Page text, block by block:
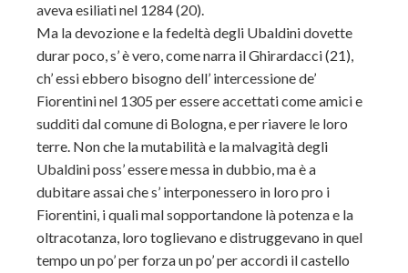
aveva esiliati nel 1284 (20).
Ma la devozione e la fedeltà degli Ubaldini dovette
durar poco, s’ è vero, come narra il Ghirardacci (21),
ch’ essi ebbero bisogno dell’ intercessione de’
Fiorentini nel 1305 per essere accettati come amici e
sudditi dal comune di Bologna, e per riavere le loro
terre. Non che la mutabilità e la malvagità degli
Ubaldini poss’ essere messa in dubbio, ma è a
dubitare assai che s’ interponessero in loro pro i
Fiorentini, i quali mal sopportandone là potenza e la
oltracotanza, loro toglievano e distruggevano in quel
tempo un po’ per forza un po’ per accordi il castello